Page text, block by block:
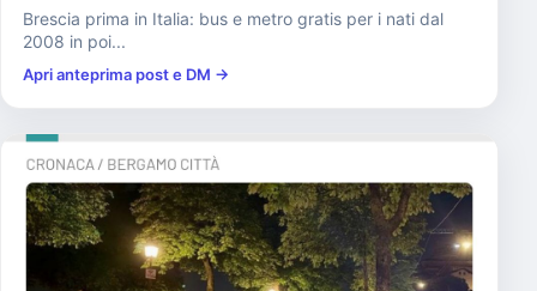
Brescia prima in Italia: bus e metro gratis per i nati dal
2008 in poi...
Apri anteprima post e DM →